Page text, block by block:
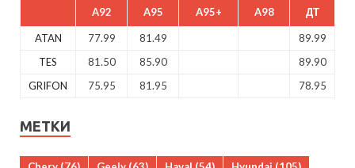
A92 A95 A95+ A98 ДТ
ATAN 77.99 81.49
89.99
TES
81.50 85.90
89.90
GRIFON
75.95 81.95 78.95
МЕТКИ